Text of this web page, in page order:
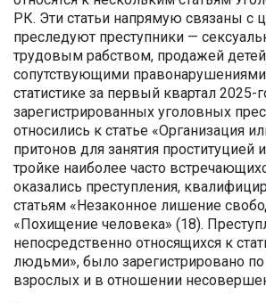
РК. Эти статьи напрямую связаны с
преследуют преступники —
трудовым рабством, продажей
сопутствующими правонарушениями.
статистике за первый квартал 2025-
зарегистрированных уголовных
относились к статье «Организация
притонов для занятия проституцией
тройке наиболее часто
оказались преступления,
статьям «Незаконное лишение
«Похищение человека» (18).
непосредственно относящихся к
людьми», было зарегистрировано
взрослых и в отношении